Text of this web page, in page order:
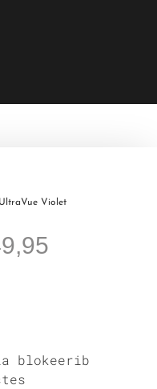
Violet
blokeerib